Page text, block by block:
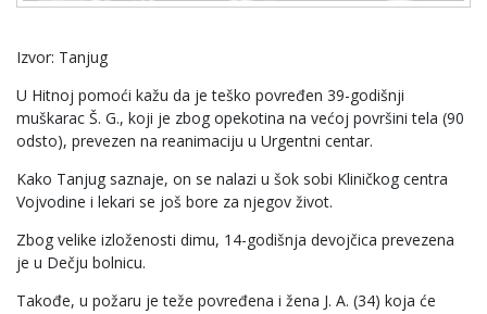
Izvor: Tanjug
U Hitnoj pomoći kažu da je teško povređen 39-godišnji
muškarac Š. G., koji je zbog opekotina na većoj površini tela (90
odsto), prevezen na reanimaciju u Urgentni centar.
Kako Tanjug saznaje, on se nalazi u šok sobi Kliničkog centra
Vojvodine i lekari se još bore za njegov život.
Zbog velike izloženosti dimu, 14-godišnja devojčica prevezena
je u Dečju bolnicu.
Takođe, u požaru je teže povređena i žena J. A. (34) koja će